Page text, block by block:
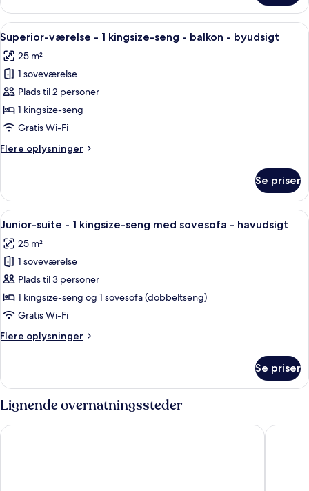
værelse
2
enkeltsenge
byudsigt
Indlæs
alle
billeder
af
Superior-
værelse
-
kingsize-
balkon
-
byudsigt
Et hotelværelse med seng,
6
Superior-værelse - 1 kingsize-seng - balkon - byudsigt
25 m²
1 soveværelse
Plads til 2 personer
1 kingsize-seng
Gratis Wi-Fi
Flere oplysninger
Flere
værelse
1
seng
-
byudsigt
Se priser
Indlæs
alle
billeder
af
Junior-
suite
-
kingsize-
sovesofa
-
havudsigt
Et sort elektronisk tastatur med
5
Junior-suite - 1 kingsize-seng med sovesofa - havudsigt
25 m²
1 soveværelse
Plads til 3 personer
1 kingsize-seng og 1 sovesofa (dobbeltseng)
Gratis Wi-Fi
Flere oplysninger
Flere
suite
1
seng
Se priser
Lignende overnatningssteder
Eurostars Matosinhos Holiday